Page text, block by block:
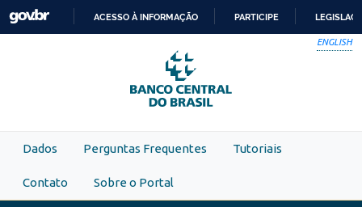
Skip to main content
PARA
O
CONTEÚDO
ACESSO À INFORMAÇÃO PARTICIPE
ENGLISH
Dados Perguntas Frequentes Tutoriais
Contato Sobre o Portal